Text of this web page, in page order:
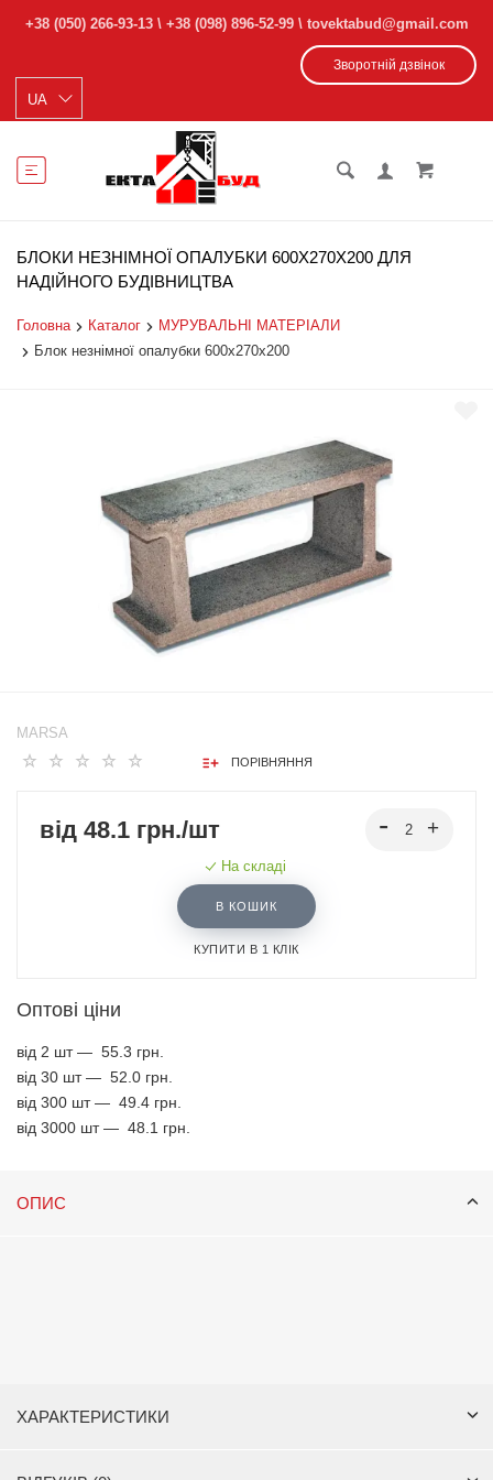
+38 (050) 266-93-13\ +38 (098) 896-52-99 \ tovektabud@gmail.com
Зворотній дзвінок
БЛОКИ НЕЗНІМНОЇ ОПАЛУБКИ 600Х270Х200 ДЛЯ
НАДІЙНОГО БУДІВНИЦТВА
Головна Каталог
МУРУВАЛЬНІ МАТЕРІАЛИ
Блок незнімної опалубки 600х270х200
MARSA
ПОРІВНЯННЯ
від 48.1 грн./шт
На складі
В КОШИК
КУПИТИ В 1 КЛІК
Оптові ціни
від 2 шт — 55.3 грн.
від 30 шт — 52.0 грн.
від 300 шт — 49.4 грн.
від 3000 шт — 48.1 грн.
ОПИС
ХАРАКТЕРИСТИКИ